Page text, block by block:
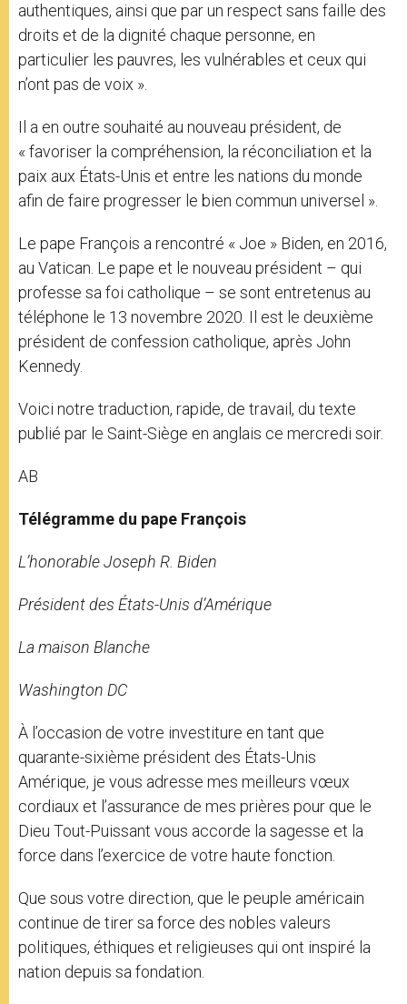
authentiques, ainsi que par un respect sans faille des
droits et de la dignité chaque personne, en
particulier les pauvres, les vulnérables et ceux qui
n’ont pas de voix ».
Il a en outre souhaité au nouveau président, de
« favoriser la compréhension, la réconciliation et la
paix aux États-Unis et entre les nations du monde
afin de faire progresser le bien commun universel ».
Le pape François a rencontré « Joe » Biden, en 2016,
au Vatican. Le pape et le nouveau président – qui
professe sa foi catholique – se sont entretenus au
téléphone le 13 novembre 2020. Il est le deuxième
président de confession catholique, après John
Kennedy.
Voici notre traduction, rapide, de travail, du texte
publié par le Saint-Siège en anglais ce mercredi soir.
AB
Télégramme du pape François
L’honorable Joseph R. Biden
Président des États-Unis d’Amérique
La maison Blanche
Washington DC
À l’occasion de votre investiture en tant que
quarante-sixième président des États-Unis
Amérique, je vous adresse mes meilleurs vœux
cordiaux et l’assurance de mes prières pour que le
Dieu Tout-Puissant vous accorde la sagesse et la
force dans l’exercice de votre haute fonction.
Que sous votre direction, que le peuple américain
continue de tirer sa force des nobles valeurs
politiques, éthiques et religieuses qui ont inspiré la
nation depuis sa fondation.